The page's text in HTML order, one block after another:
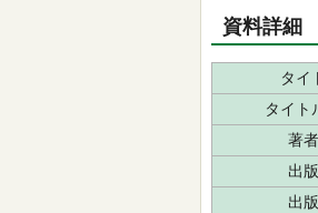
資料詳細
タイ
タイト
著
出
出